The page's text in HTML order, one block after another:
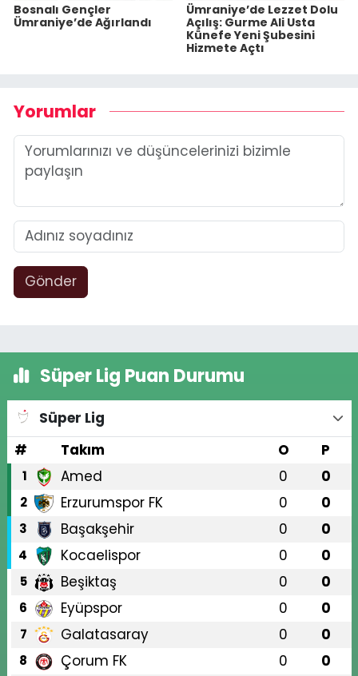
Bosnalı Gençler
Ümraniye’de Ağırlandı
Ümraniye’de Lezzet Dolu
Açılış: Gurme Ali Usta
Künefe Yeni Şubesini
Hizmete Açtı
Yorumlar
Gönder
Süper Lig Puan Durumu
Süper Lig
#
Takım O P
1 Amed 0 0
2 Erzurumspor FK 0 0
3 Başakşehir 0 0
4 Kocaelispor 0 0
5 Beşiktaş 0 0
6 Eyüpspor 0 0
7 Galatasaray 0 0
8 Çorum FK 0 0